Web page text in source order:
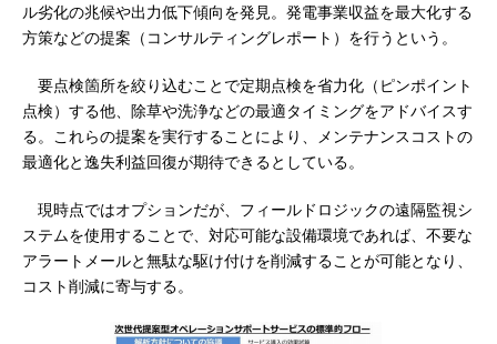
ル劣化の兆候や出力低下傾向を発見。発電事業収益を最大化する
方策などの提案（コンサルティングレポート）を行うという。
要点検箇所を絞り込むことで定期点検を省力化（ピンポイント
点検）する他、除草や洗浄などの最適タイミングをアドバイスす
る。これらの提案を実行することにより、メンテナンスコストの
最適化と逸失利益回復が期待できるとしている。
現時点ではオプションだが、フィールドロジックの遠隔監視シ
ステムを使用することで、対応可能な設備環境であれば、不要な
アラートメールと無駄な駆け付けを削減することが可能となり、
コスト削減に寄与する。